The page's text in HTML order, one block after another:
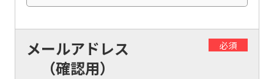
メールアドレス
（確認用）
必須
Click
the